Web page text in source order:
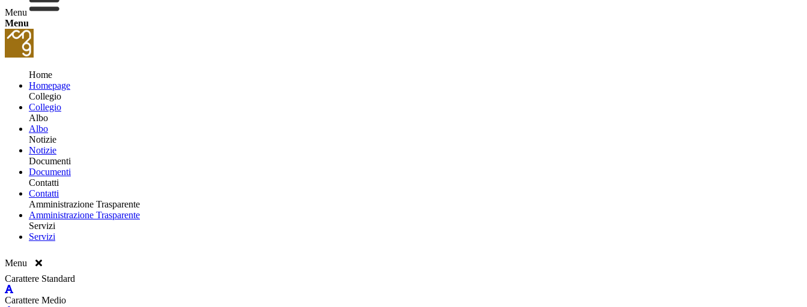
Menu
Menu
Home
Homepage
Collegio
Collegio
Albo
Albo
Notizie
Notizie
Documenti
Documenti
Contatti
Contatti
Amministrazione Trasparente
Amministrazione Trasparente
Servizi
Servizi
Menu
Carattere Standard
Carattere Medio